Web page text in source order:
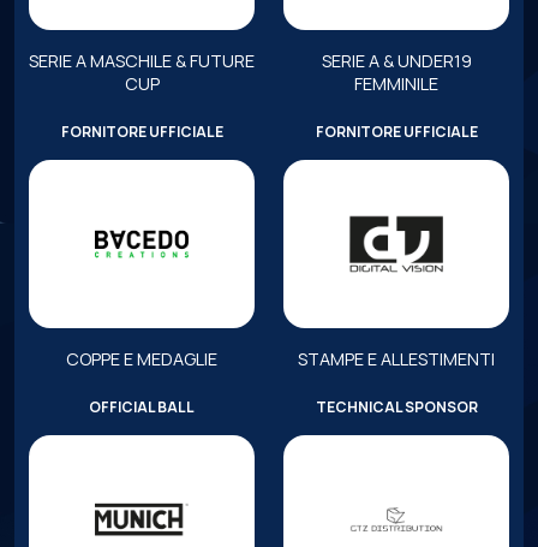
SERIE A MASCHILE & FUTURE
CUP
SERIE A & UNDER19
FEMMINILE
FORNITORE UFFICIALE
COPPE E MEDAGLIE
FORNITORE UFFICIALE
STAMPE E ALLESTIMENTI
OFFICIAL BALL TECHNICAL SPONSOR